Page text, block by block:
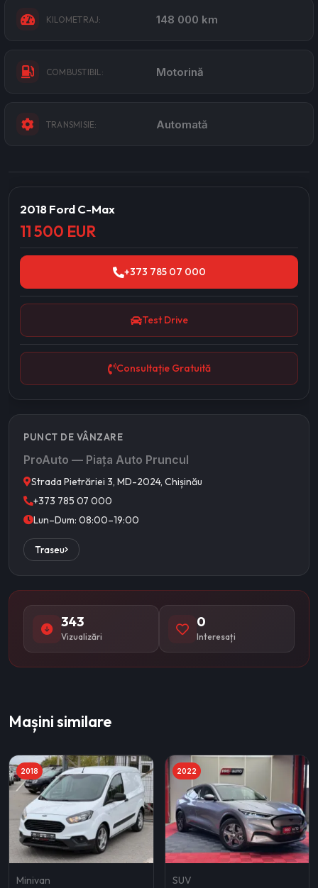
KILOMETRAJ: 148 000 km
COMBUSTIBIL: Motorină
TRANSMISIE: Automată
2018 Ford C-Max
11 500 EUR
+373 785 07 000
Test Drive
Consultație Gratuită
PUNCT DE VÂNZARE
ProAuto — Piața Auto Pruncul
Strada Pietrăriei 3, MD-2024, Chișinău
+373 785 07 000
Lun–Dum: 08:00–19:00
Traseu
343
Vizualizări
0
Interesați
Mașini similare
2018
Minivan
2022
SUV